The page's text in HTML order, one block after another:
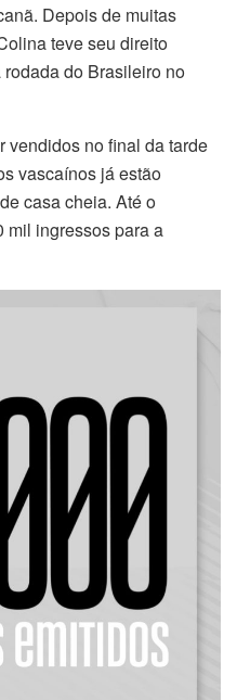
Depois de muitas
teve seu direito
do Brasileiro no
vendidos no final da tarde
vascaínos já estão
casa cheia. Até o
mil ingressos para a